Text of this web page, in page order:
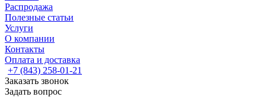
Распродажа
Полезные статьи
Услуги
О компании
Контакты
Оплата и доставка
+7 (843) 258-01-21
Заказать звонок
Задать вопрос